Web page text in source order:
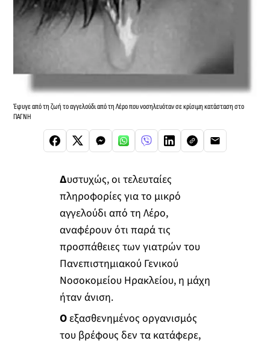
Έφυγε από τη ζωή το αγγελούδι από τη Λέρο που νοσηλευόταν σε κρίσιμη κατάσταση στο
ΠΑΓΝΗ
Δυστυχώς, οι τελευταίες
πληροφορίες για το μικρό
αγγελούδι από τη Λέρο,
αναφέρουν ότι παρά τις
προσπάθειες των γιατρών του
Πανεπιστημιακού Γενικού
Νοσοκομείου Ηρακλείου, η μάχη
ήταν άνιση.
Οεξασθενημένος οργανισμός
του βρέφους δεν τα κατάφερε,